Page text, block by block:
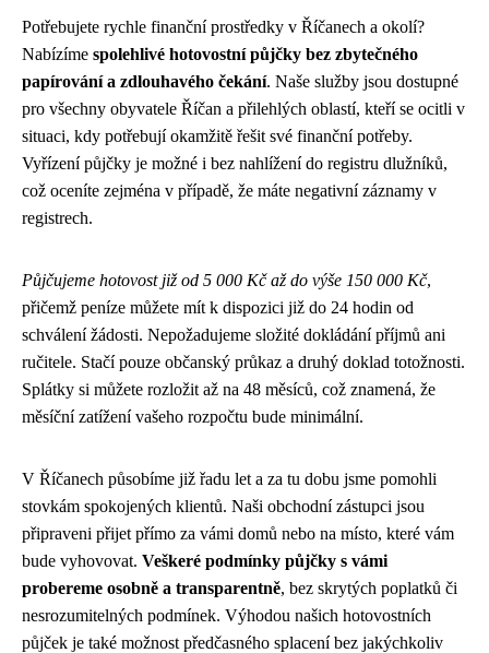
Potřebujete rychle finanční prostředky v Říčanech a okolí?
Nabízíme spolehlivé hotovostní půjčky bez zbytečného
papírování a zdlouhavého čekání. Naše služby jsou dostupné
pro všechny obyvatele Říčan a přilehlých oblastí, kteří se ocitli v
situaci, kdy potřebují okamžitě řešit své finanční potřeby.
Vyřízení půjčky je možné i bez nahlížení do registru dlužníků,
což oceníte zejména v případě, že máte negativní záznamy v
registrech.
Půjčujeme hotovost již od 5 000 Kč až do výše 150 000 Kč,
přičemž peníze můžete mít k dispozici již do 24 hodin od
schválení žádosti. Nepožadujeme složité dokládání příjmů ani
ručitele. Stačí pouze občanský průkaz a druhý doklad totožnosti.
Splátky si můžete rozložit až na 48 měsíců, což znamená, že
měsíční zatížení vašeho rozpočtu bude minimální.
V Říčanech působíme již řadu let a za tu dobu jsme pomohli
stovkám spokojených klientů. Naši obchodní zástupci jsou
připraveni přijet přímo za vámi domů nebo na místo, které vám
bude vyhovovat. Veškeré podmínky půjčky s vámi
probereme osobně a transparentně, bez skrytých poplatků či
nesrozumitelných podmínek. Výhodou našich hotovostních
půjček je také možnost předčasného splacení bez jakýchkoliv